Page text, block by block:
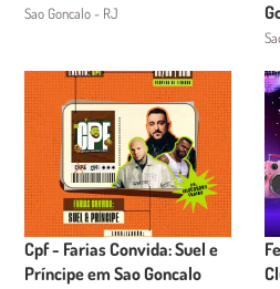
Sao Goncalo - RJ
Cpf - Farias Convida: Suel e
Príncipe em Sao Goncalo